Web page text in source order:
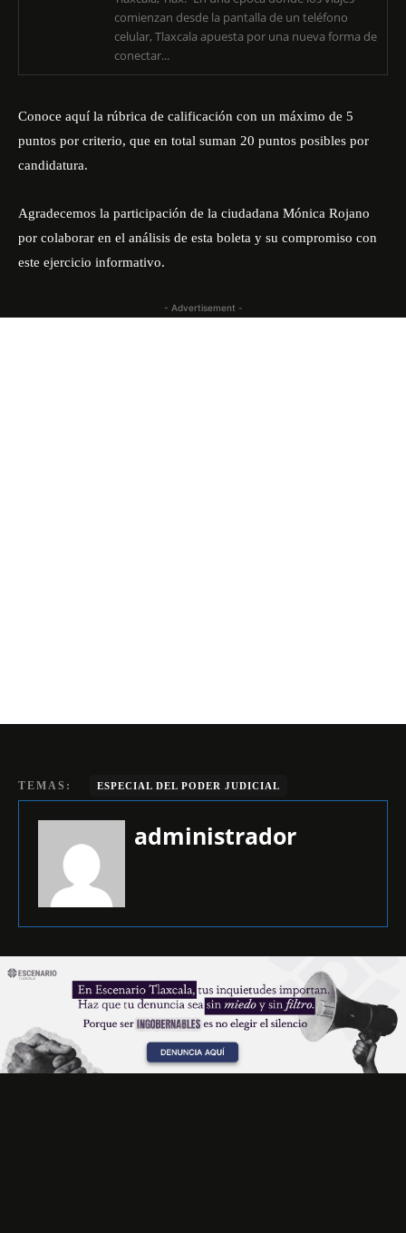
comienzan desde la pantalla de un teléfono
celular, Tlaxcala apuesta por una nueva forma de
conectar...
Conoce aquí la rúbrica de calificación con un máximo de 5
puntos por criterio, que en total suman 20 puntos posibles por
candidatura.
Agradecemos la participación de la ciudadana Mónica Rojano
por colaborar en el análisis de esta boleta y su compromiso con
este ejercicio informativo.
- Advertisement -
TEMAS: ESPECIAL DEL PODER JUDICIAL
administrador